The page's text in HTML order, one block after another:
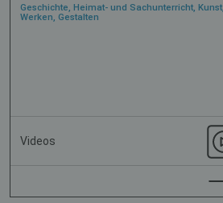
Geschichte, Heimat- und Sachunterricht, Kunst,
Werken, Gestalten
Videos